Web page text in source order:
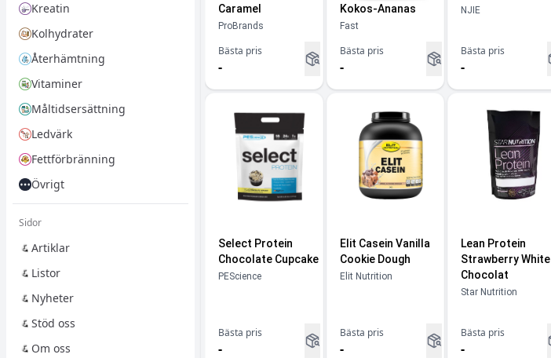
Kreatin
Kolhydrater
Återhämtning
Vitaminer
Måltidsersättning
Ledvärk
Fettförbränning
Övrigt
Sidor
Artiklar
Listor
Nyheter
Stöd oss
Om oss
Caramel
ProBrands
Bästa pris
-
Kokos-Ananas
Fast
Bästa pris
-
NJIE
Bästa pris
-
Select Protein
Chocolate Cupcake
PEScience
Bästa pris
-
Elit Casein Vanilla
Cookie Dough
Elit Nutrition
Bästa pris
-
Lean Protein
Strawberry White
Chocolat
Star Nutrition
Bästa pris
-